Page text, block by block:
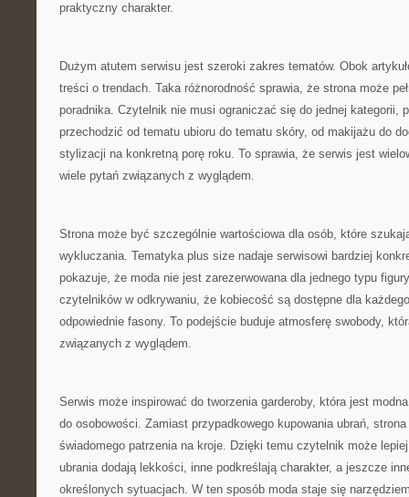
praktyczny charakter.
Dużym atutem serwisu jest szeroki zakres tematów. Obok
treści o trendach. Taka różnorodność sprawia, że strona może
poradnika. Czytelnik nie musi ograniczać się do jednej kategorii,
przechodzić od tematu ubioru do tematu skóry, od makijażu do
stylizacji na konkretną porę roku. To sprawia, że serwis jest
wiele pytań związanych z wyglądem.
Strona może być szczególnie wartościowa dla osób, które
wykluczania. Tematyka plus size nadaje serwisowi bardziej
pokazuje, że moda nie jest zarezerwowana dla jednego typu
czytelników w odkrywaniu, że kobiecość są dostępne dla
odpowiednie fasony. To podejście buduje atmosferę swobody,
związanych z wyglądem.
Serwis może inspirować do tworzenia garderoby, która jest
do osobowości. Zamiast przypadkowego kupowania ubrań,
świadomego patrzenia na kroje. Dzięki temu czytelnik może
ubrania dodają lekkości, inne podkreślają charakter, a jeszcze
określonych sytuacjach. W ten sposób moda staje się